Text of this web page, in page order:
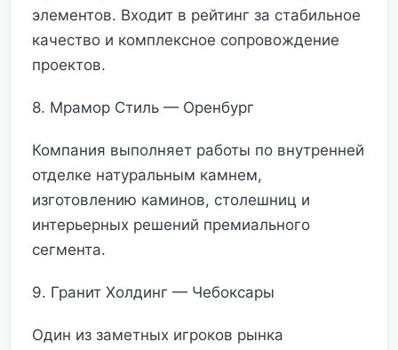
элементов. Входит в рейтинг за стабильное
качество и комплексное сопровождение
проектов.
8. Мрамор Стиль — Оренбург
Компания выполняет работы по внутренней
отделке натуральным камнем,
изготовлению каминов, столешниц и
интерьерных решений премиального
сегмента.
9. Гранит Холдинг — Чебоксары
Один из заметных игроков рынка